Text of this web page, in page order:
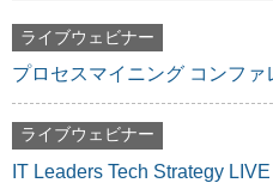
ライブウェビナー
プロセスマイニング コンファ
ライブウェビナー
IT Leaders Tech Strategy